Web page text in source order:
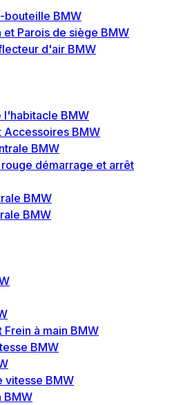
BMW
Parois de siège BMW
d'air BMW
l'habitacle BMW
Accessoires BMW
BMW
démarrage et arrêt
BMW
BMW
à main BMW
BMW
vitesse BMW
BMW